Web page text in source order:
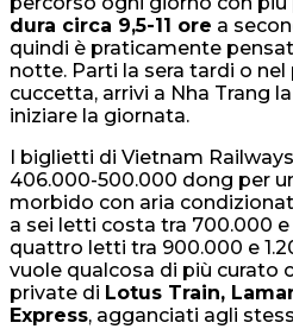
dura circa 9,5-11 ore a
quindi è praticamente
notte. Parti la sera tardi o
cuccetta, arrivi a Nha Trang
iniziare la giornata.
I biglietti di Vietnam
406.000-500.000 dong per
morbido con aria
a sei letti costa tra 700.000
quattro letti tra 900.000 e
vuole qualcosa di più curato
private di Lotus Train,
Express, agganciati agli